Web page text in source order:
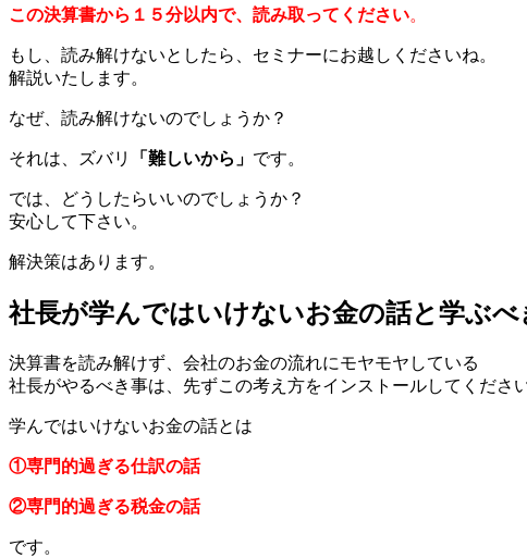
この決算書から１５分以内で、読み取ってください。
もし、読み解けないとしたら、セミナーにお越しくださいね。
解説いたします。
なぜ、読み解けないのでしょうか？
それは、ズバリ 「難しいから」 です。
では、どうしたらいいのでしょうか？
安心して下さい。
解決策はあります。
社長が学んではいけないお金の話と学ぶ
決算書を読み解けず、会社のお金の流れにモヤモヤしている
社長がやるべき事は、先ずこの考え方をインストールしてください
学んではいけないお金の話とは
①専門的過ぎる仕訳の話
②専門的過ぎる税金の話
です。